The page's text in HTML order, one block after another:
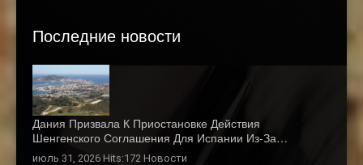
Последние новости
Дания Призвала К Приостановке Действия
Шенгенского Соглашения Для Испании Из-За…
июль 31, 2026 Hits:172 Новости